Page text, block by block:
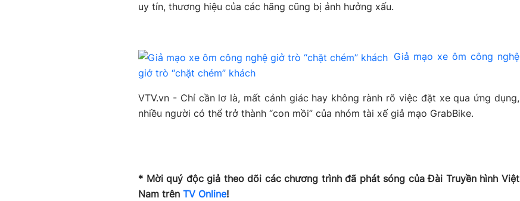
uy tín, thương hiệu của các hãng cũng bị ảnh hưởng xấu.
Giả mạo xe ôm công nghệ
giở trò “chặt chém” khách
VTV.vn - Chỉ cần lơ là, mất cảnh giác hay không rành rõ việc đặt xe qua ứng dụng,
nhiều người có thể trở thành “con mồi” của nhóm tài xế giả mạo GrabBike.
* Mời quý độc giả theo dõi các chương trình đã phát sóng của Đài Truyền hình Việt
Nam trên TV Online!